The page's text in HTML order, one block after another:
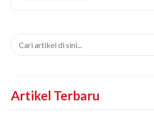
Artikel Terbaru